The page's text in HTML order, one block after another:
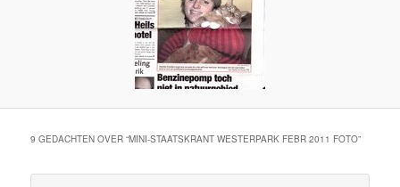
9 GEDACHTEN OVER “MINI-STAATSKRANT WESTERPARK FEBR 2011 FOTO”